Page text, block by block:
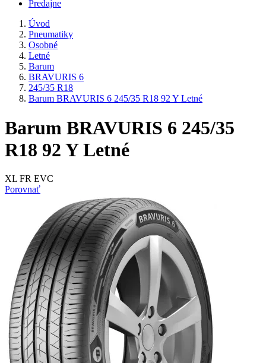
Predajne
Úvod
Pneumatiky
Osobné
Letné
Barum
BRAVURIS 6
245/35 R18
Barum BRAVURIS 6 245/35 R18 92 Y Letné
Barum BRAVURIS 6 245/35
R18 92 Y Letné
XL FR EVC
Porovnať